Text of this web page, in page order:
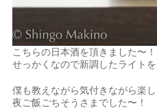
こちらの日本酒を頂きました〜！
せっかくなので新調したライトを
僕も教えながら気付きながら楽
夜ご飯ごちそうさまでした〜！